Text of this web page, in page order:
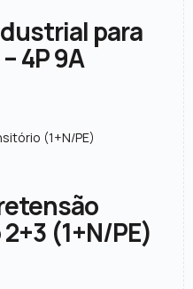
para
4P 9A
(1+N/PE)